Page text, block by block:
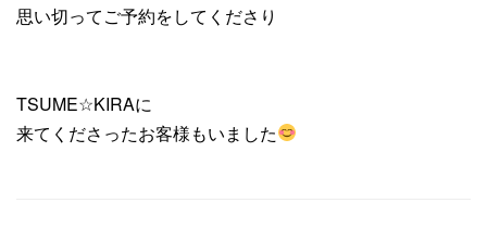
思い切ってご予約をしてくださり
TSUME☆KIRAに
来てくださったお客様もいました